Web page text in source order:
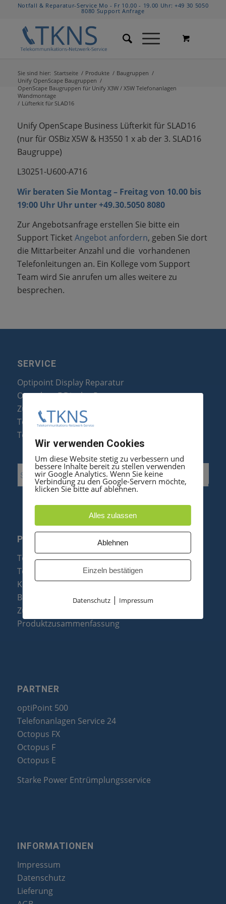
Notfall & Reparatur-Service Mo - Fr 10.00 - 19.00 Uhr:+49 30 5050
8080 Support Anfrage
Sie sind hier: Startseite / Produkte / Baugruppen /
Unify OpenScape Baugruppen /
OpenScape Baugruppen für Unify X3W / X5W Telefonanlagen
Wandmontage
/ Lüfterkit für SLAD16
Unify OpenScape Business Lüfterkit für SLAD16
(nur für OSBiz X5W & H3550 1 x ab der 3. SLAD16
Baugruppe)
L30251-U600-A716
Wir beraten Sie Montag – Freitag von 10.00 bis
19:00 Uhr Uhr unter +49.30.5050 8080
Zur Angebotsanfrage erstellen Sie bitte ein
Support TicketAngebot anfordern, geben Sie dort
die Mittarbeiter Anzahl und die vorhandenen
Telefonleitungen an. Ein Kollege vom Support
Team wird Sie anrufen um alles weitere zu
besprechen.
SERVICE
Optipoint Display Reparatur
Octophon F Display Reparatur
Zubehör & Ersatzteile
Telefonanlagen Optimierung
Telefonanlagen Erweiterung
PRODUKTE
Telefonanlagen
Telefone
Konftel Konferenztelefone
Baugruppen
Zubehör & Ersatzteile
Produktzusammenfassung
PARTNER
optiPoint 500
Telefonanlagen Service 24
Octopus FX
Octopus F
Octopus E
Starke Power Entrümplungsservice
INFORMATIONEN
Impressum
Datenschutz
Lieferung
Wir verwenden Cookies
Um diese Website stetig zu verbessern und
bessere Inhalte bereit zu stellen verwenden
wir Google Analytics. Wenn Sie keine
Verbindung zu den Google-Servern möchte,
klicken Sie bitte auf ablehnen.
Alles zulassen
Ablehnen
Einzeln bestätigen
Datenschutz| Impressum